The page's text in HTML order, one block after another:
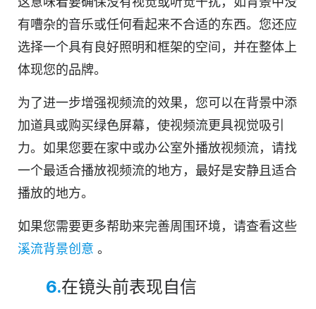
有嘈杂的音乐或任何看起来不合适的东西。您还应
选择一个具有良好照明和框架的空间，并在整体上
体现您的品牌。
为了进一步增强视频流的效果，您可以在背景中添
加道具或购买绿色屏幕，使视频流更具视觉吸引
力。如果您要在家中或办公室外播放视频流，请找
一个最适合播放视频流的地方，最好是安静且适合
播放的地方。
如果您需要更多帮助来完善周围环境， 请查看这些
溪流背景创意 。
6.在镜头前表现自信